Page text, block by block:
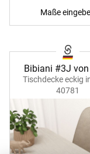
Maße
Bibiani #3J von
Tischdecke eckig
40781